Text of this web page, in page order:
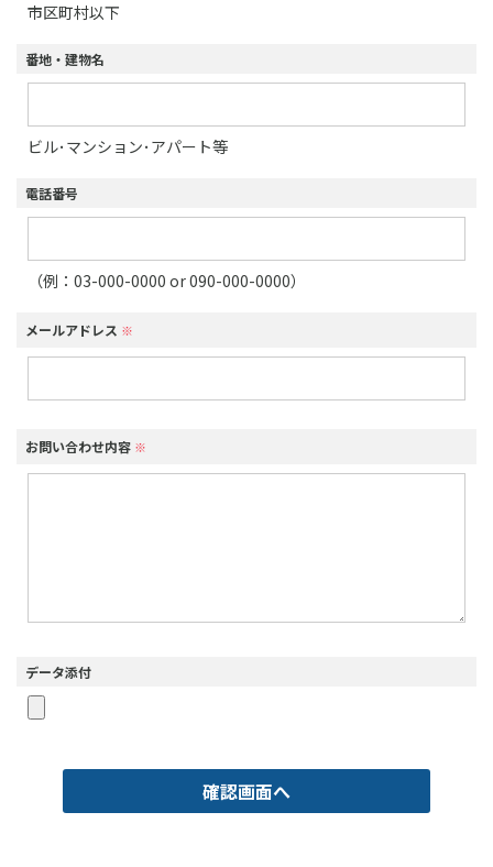
市区町村以下
番地・建物名
ビル･マンション･アパート等
電話番号
（例：03-000-0000 or 090-000-0000）
メールアドレス ※
お問い合わせ内容 ※
データ添付